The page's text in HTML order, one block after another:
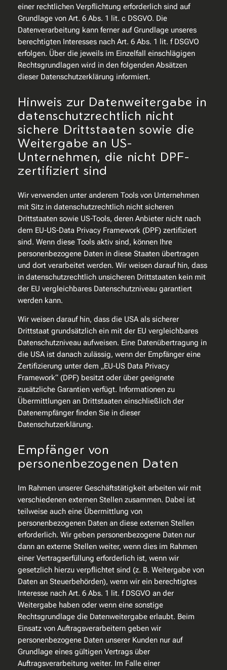
einer rechtlichen Verpflichtung erforderlich sind auf
Grundlage von Art. 6 Abs. 1 lit. c DSGVO. Die
Datenverarbeitung kann ferner auf Grundlage unseres
berechtigten Interesses nach Art. 6 Abs. 1 lit. f DSGVO
erfolgen. Über die jeweils im Einzelfall einschlägigen
Rechtsgrundlagen wird in den folgenden Absätzen
dieser Datenschutzerklärung informiert.
Hinweis zur Datenweitergabe in
datenschutzrechtlich nicht
sichere Drittstaaten sowie die
Weitergabe an US-
Unternehmen, die nicht DPF-
zertifiziert sind
Wir verwenden unter anderem Tools von Unternehmen
mit Sitz in datenschutzrechtlich nicht sicheren
Drittstaaten sowie US-Tools, deren Anbieter nicht nach
dem EU-US-Data Privacy Framework (DPF) zertifiziert
sind. Wenn diese Tools aktiv sind, können Ihre
personenbezogene Daten in diese Staaten übertragen
und dort verarbeitet werden. Wir weisen darauf hin, dass
in datenschutzrechtlich unsicheren Drittstaaten kein mit
der EU vergleichbares Datenschutzniveau garantiert
werden kann.
Wir weisen darauf hin, dass die USA als sicherer
Drittstaat grundsätzlich ein mit der EU vergleichbares
Datenschutzniveau aufweisen. Eine Datenübertragung in
die USA ist danach zulässig, wenn der Empfänger eine
Zertifizierung unter dem „EU-US Data Privacy
Framework“ (DPF) besitzt oder über geeignete
zusätzliche Garantien verfügt. Informationen zu
Übermittlungen an Drittstaaten einschließlich der
Datenempfänger finden Sie in dieser
Datenschutzerklärung.
Empfänger von
personenbezogenen Daten
Im Rahmen unserer Geschäftstätigkeit arbeiten wir mit
verschiedenen externen Stellen zusammen. Dabei ist
teilweise auch eine Übermittlung von
personenbezogenen Daten an diese externen Stellen
erforderlich. Wir geben personenbezogene Daten nur
dann an externe Stellen weiter, wenn dies im Rahmen
einer Vertragserfüllung erforderlich ist, wenn wir
gesetzlich hierzu verpflichtet sind (z. B. Weitergabe von
Daten an Steuerbehörden), wenn wir ein berechtigtes
Interesse nach Art. 6 Abs. 1 lit. f DSGVO an der
Weitergabe haben oder wenn eine sonstige
Rechtsgrundlage die Datenweitergabe erlaubt. Beim
Einsatz von Auftragsverarbeitern geben wir
personenbezogene Daten unserer Kunden nur auf
Grundlage eines gültigen Vertrags über
Auftragsverarbeitung weiter. Im Falle einer